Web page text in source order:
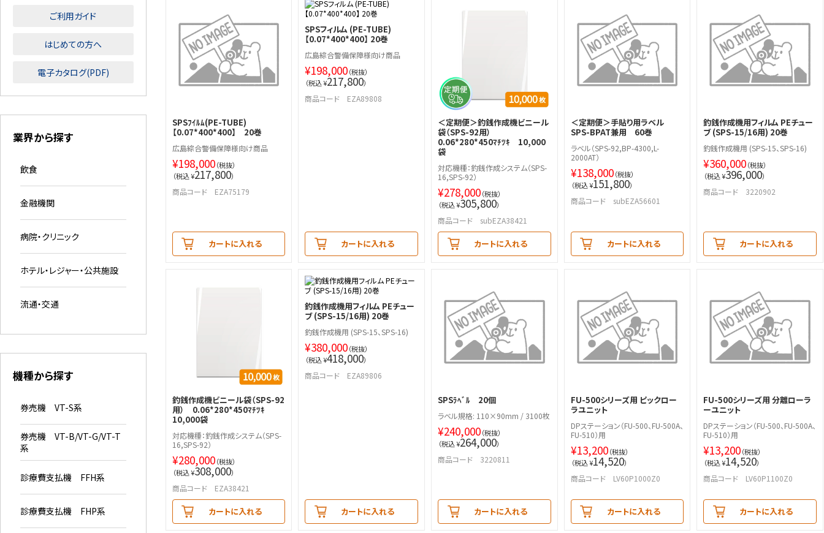
ご利用ガイド
はじめての方へ
電子カタログ(PDF)
業界から探す
飲食
金融機関
病院・クリニック
ホテル・レジャー・公共施設
流通・交通
機種から探す
券売機 VT-S系
券売機 VT-B/VT-G/VT-T
系
診療費支払機 FFH系
診療費支払機 FHP系
SPSﾌｲﾙﾑ(PE-TUBE)
【0.07*400*400】 20巻
広島綜合警備保障様向け商品
¥198,000（税抜）
（税込 ¥217,800）
商品コード EZA75179
カートに入れる
SPSフィルム (PE-TUBE)
【0.07*400*400】 20巻
広島綜合警備保障様向け商品
¥198,000（税抜）
（税込 ¥217,800）
商品コード EZA89808
カートに入れる
＜定期便＞釣銭作成機ビニール
袋（SPS-92用）
0.06*280*450ﾏﾁﾂｷ 10,000
袋
対応機種：釣銭作成システム（SPS-
16,SPS-92）
¥278,000（税抜）
（税込 ¥305,800）
商品コード subEZA38421
カートに入れる
＜定期便＞手貼り用ラベル
SPS-BPAT兼用 60巻
ラベル（SPS-92,BP-4300,L-
2000AT）
¥138,000（税抜）
（税込 ¥151,800）
商品コード subEZA56601
カートに入れる
釣銭作成機用フィルム PEチュー
ブ (SPS-15/16用) 20巻
釣銭作成機用 (SPS-15、SPS-16)
¥360,000（税抜）
（税込 ¥396,000）
商品コード 3220902
カートに入れる
釣銭作成機ビニール袋（SPS-92
用） 0.06*280*450ﾏﾁﾂｷ
10,000袋
対応機種：釣銭作成システム（SPS-
16,SPS-92）
¥280,000（税抜）
（税込 ¥308,000）
商品コード EZA38421
カートに入れる
釣銭作成機用フィルム PEチュー
ブ (SPS-15/16用) 20巻
釣銭作成機用 (SPS-15、SPS-16)
¥380,000（税抜）
（税込 ¥418,000）
商品コード EZA89806
カートに入れる
SPSﾗﾍﾞﾙ 20個
ラベル規格: 110×90mm / 3100枚
¥240,000（税抜）
（税込 ¥264,000）
商品コード 3220811
カートに入れる
FU-500シリーズ用 ピックロー
ラユニット
DPステーション（FU-500、FU-500A、
FU-510）用
¥13,200（税抜）
（税込 ¥14,520）
商品コード LV60P1000Z0
カートに入れる
FU-500シリーズ用 分離ローラ
ーユニット
DPステーション（FU-500、FU-500A、
FU-510）用
¥13,200（税抜）
（税込 ¥14,520）
商品コード LV60P1100Z0
カートに入れる